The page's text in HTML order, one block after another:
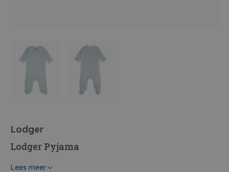
Lodger
Lodger Pyjama
Lees meer